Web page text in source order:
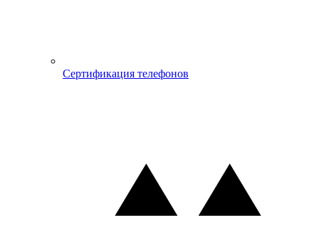
Сертификация телефонов